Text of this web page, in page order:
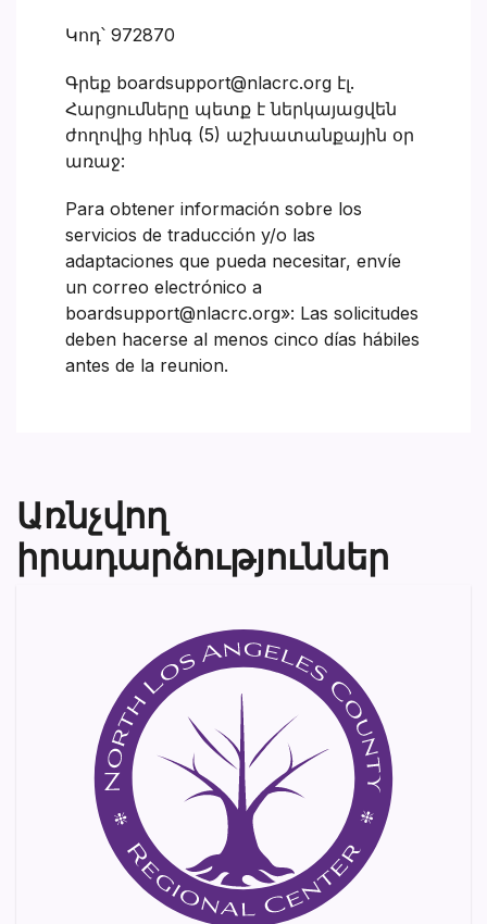
Կոդ՝ 972870
Գրեք boardsupport@nlacrc.org էլ.
Հարցումները պետք է ներկայացվեն
ժողովից հինգ (5) աշխատանքային օր
առաջ:
Para obtener información sobre los
servicios de traducción y/o las
adaptaciones que pueda necesitar, envíe
un correo electrónico a
boardsupport@nlacrc.org»: Las solicitudes
deben hacerse al menos cinco días hábiles
antes de la reunion.
Առնչվող
իրադարձություններ